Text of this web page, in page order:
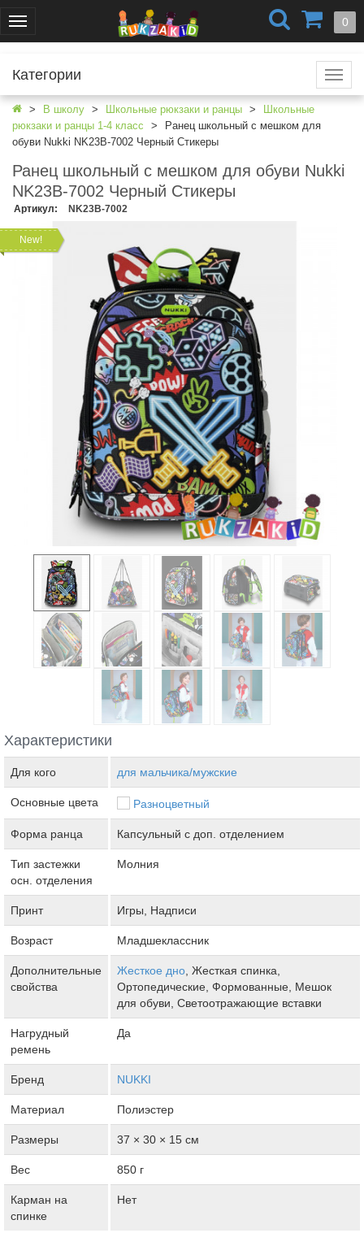
Меню 0
+7 (499) 404-0550
г. Москва
+7 (812) 424-4251
Категории
В школу Школьные рюкзаки и ранцы
Школьные
рюкзаки и ранцы 1-4 класс
Ранец школьный с мешком для
обуви Nukki NK23B-7002 Черный Стикеры
Ранец школьный с мешком для обуви Nukki
NK23B-7002 Черный Стикеры
Артикул: NK23B-7002
New!
Характеристики
Для кого для мальчика/мужские
Основные цвета Разноцветный
Форма ранца Капсульный с доп. отделением
Тип застежки
осн. отделения
Молния
Принт Игры, Надписи
Возраст Младшеклассник
Дополнительные
свойства
Жесткое дно , Жесткая спинка,
Ортопедические, Формованные, Мешок
для обуви, Светоотражающие вставки
Нагрудный
ремень
Да
Бренд NUKKI
Материал Полиэстер
Размеры 37 × 30 × 15 см
Вес 850 г
Карман на
спинке
Нет